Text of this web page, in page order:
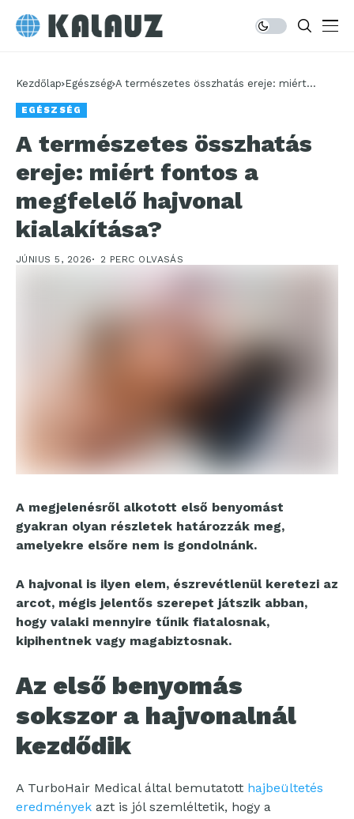
Kezdőlap Egészség A természetes összhatás ereje: miért
EGÉSZSÉG
A természetes összhatás
ereje: miért fontos a
megfelelő hajvonal
kialakítása?
JÚNIUS 5, 2026 2 PERC OLVASÁS
A megjelenésről alkotott első benyomást
gyakran olyan részletek határozzák meg,
amelyekre elsőre nem is gondolnánk.
A hajvonal is ilyen elem, észrevétlenül keretezi az
arcot, mégis jelentős szerepet játszik abban,
hogy valaki mennyire tűnik fiatalosnak,
kipihentnek vagy magabiztosnak.
Az első benyomás
sokszor a hajvonalnál
kezdődik
A TurboHair Medical által bemutatott hajbeültetés
eredmények azt is jól szemléltetik, hogy a